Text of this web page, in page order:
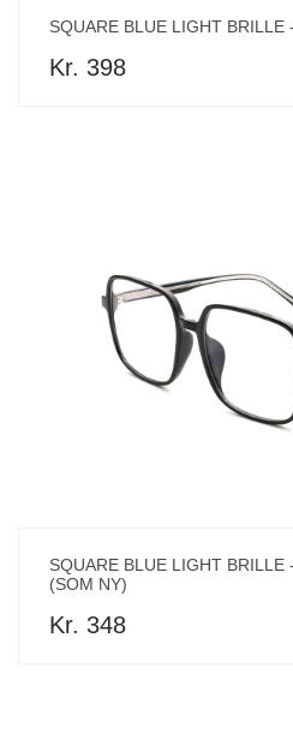
SQUARE BLUE LIGHT BRILLE
Kr. 398
SQUARE BLUE LIGHT BRILLE
(SOM NY)
Kr. 348